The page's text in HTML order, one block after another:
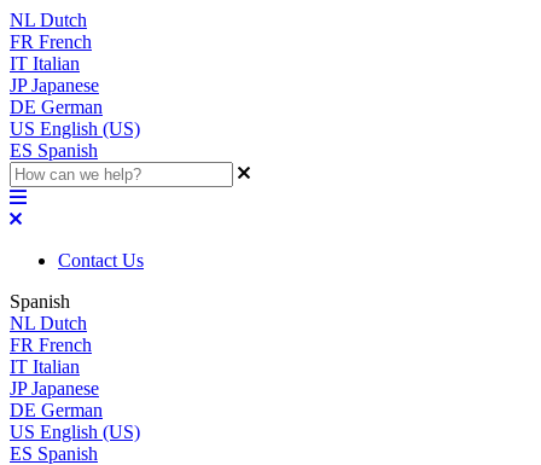
NL Dutch
FR French
IT Italian
JP Japanese
DE German
US English (US)
ES Spanish
Contact Us
Spanish
NL Dutch
FR French
IT Italian
JP Japanese
DE German
US English (US)
ES Spanish